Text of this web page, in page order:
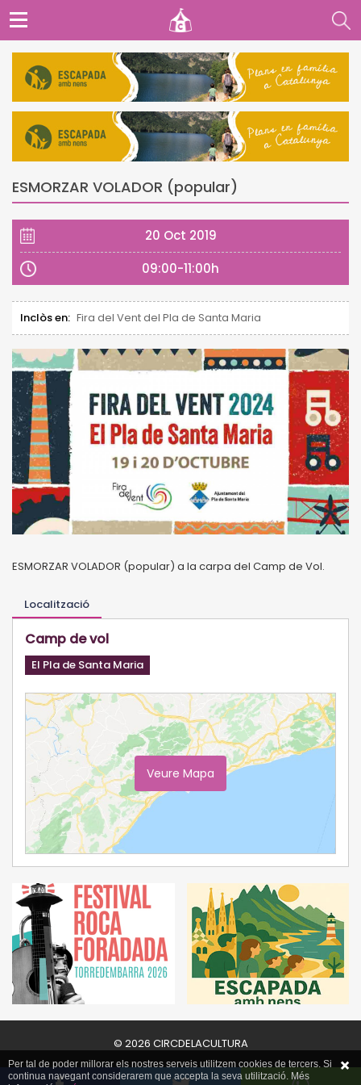
ESMORZAR VOLADOR (popular)
20 Oct 2019
09:00-11:00h
Inclòs en: Fira del Vent del Pla de Santa Maria
ESMORZAR VOLADOR (popular) a la carpa del Camp de Vol.
Localització
Camp de vol
El Pla de Santa Maria
Veure Mapa
© 2026 CIRCDELACULTURA
Per tal de poder millorar els nostres serveis utilitzem cookies de tercers. Si
continua navegant considerarem que accepta la seva utilització. Més